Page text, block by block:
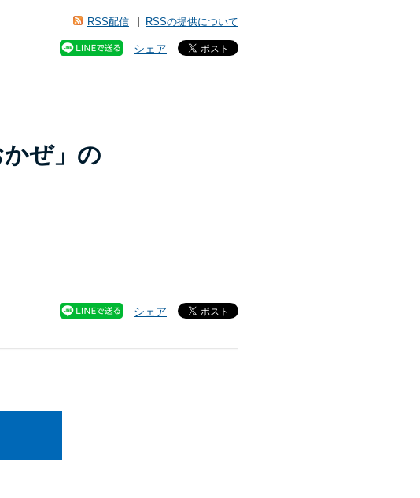
RSS配信 RSSの提供について
シェア
ぜ」の
シェア